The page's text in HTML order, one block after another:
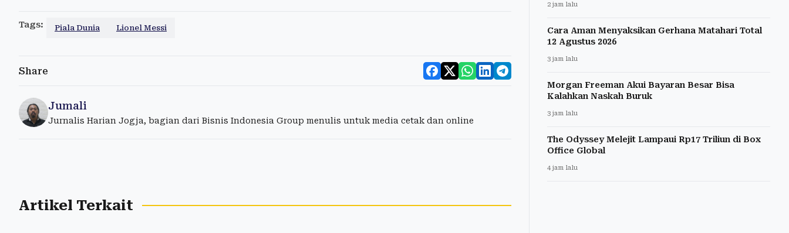
Tags: Piala Dunia Lionel Messi
Share
Jumali
Jurnalis Harian Jogja, bagian dari Bisnis Indonesia Group menulis untuk media cetak dan online
Artikel Terkait
2 jam lalu
Cara Aman Menyaksikan Gerhana Matahari Total
12 Agustus 2026
3 jam lalu
Morgan Freeman Akui Bayaran Besar Bisa
Kalahkan Naskah Buruk
3 jam lalu
The Odyssey Melejit Lampaui Rp17 Triliun di Box
Office Global
4 jam lalu